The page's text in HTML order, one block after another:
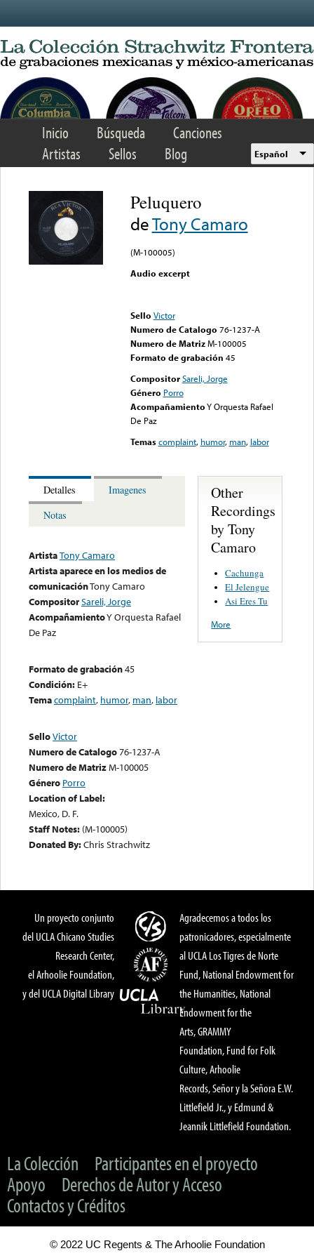
Inicio Búsqueda
Canciones
Artistas
Sellos Blog Español
Peluquero
deTony Camaro
(M-100005)
Audio excerpt
Sello Victor
Numero de Catalogo 76-1237-A
Numero de Matriz M-100005
Formato de grabación 45
Compositor Sareli, Jorge
Género Porro
AcompañamientoY Orquesta Rafael
De Paz
Temas complaint, humor, man, labor
Detalles
Imagenes
Notas
ArtistaTony Camaro
Artista aparece en los medios de
comunicaciónTony Camaro
CompositorSareli, Jorge
AcompañamientoY Orquesta Rafael
De Paz
Formato de grabación45
Condición: E+
Temacomplaint, humor, man, labor
SelloVictor
Numero de Catalogo76-1237-A
Numero de MatrizM-100005
Género Porro
Location of Label:
Mexico, D. F.
Staff Notes: (M-100005)
Donated By:Chris Strachwitz
Other
Recordings
by Tony
Camaro
Cachunga
El Jelengue
Asi Eres Tu
More
Un proyecto conjunto
del UCLA Chicano Studies
Research Center,
el Arhoolie Foundation,
y del UCLA Digital Library
Agradecemos a todos los
patronicadores, especialmente
al UCLA Los Tigres de Norte
Fund, National Endowment for
the Humanities, National
Endowment for the
Arts, GRAMMY
Foundation, Fund for Folk
Culture, Arhoolie
Records, Señor y la Señora E.W.
Littlefield Jr., y Edmund &
Jeannik Littlefield Foundation.
La Colección
Participantes en el proyecto
Apoyo
Derechos de Autor y Acceso
Contactos y Créditos
© 2022 UC Regents & The Arhoolie Foundation